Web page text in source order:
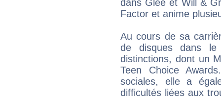
dans Glee et Will &
Factor et anime
Au cours de sa
de disques dans
distinctions, dont un
Teen Choice
sociales, elle a
difficultés liées aux